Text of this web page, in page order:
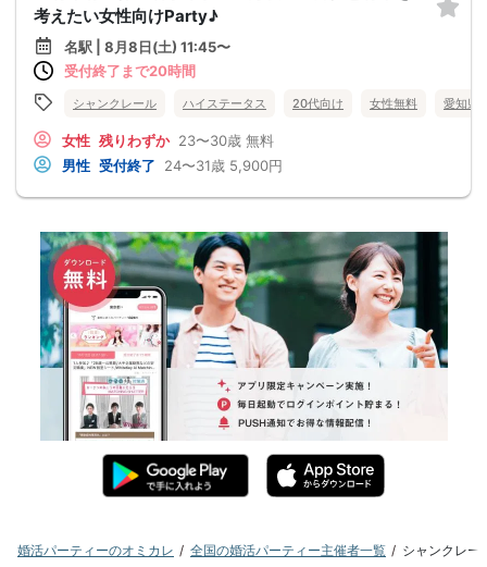
考えたい女性向けParty♪
名駅 | 8月8日(土) 11:45〜
受付終了まで20時間
シャンクレール ハイステータス 20代向け 女性無料 愛知県
女性 残りわずか 23〜30歳 無料
男性 受付終了 24〜31歳 5,900円
婚活パーティーのオミカレ 全国の婚活パーティー主催者一覧 シャンクレー